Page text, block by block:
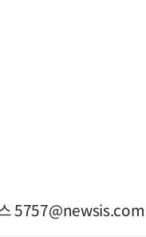
5757@newsis.com